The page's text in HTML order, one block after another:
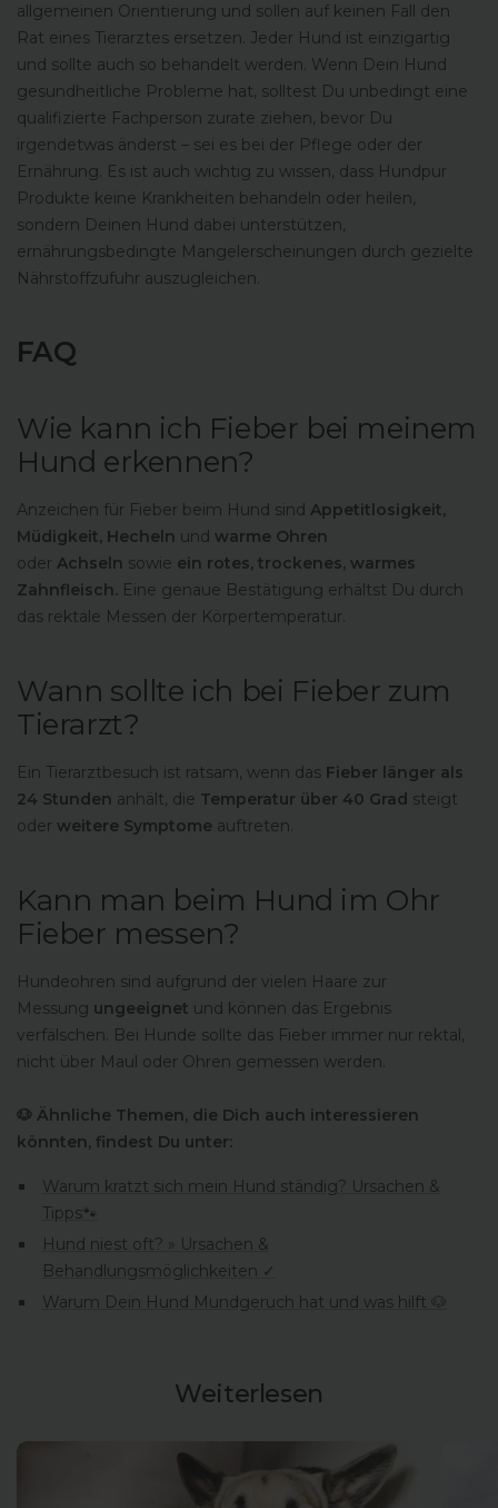
allgemeinen Orientierung und sollen auf keinen Fall den
Rat eines Tierarztes ersetzen. Jeder Hund ist einzigartig
und sollte auch so behandelt werden. Wenn Dein Hund
gesundheitliche Probleme hat, solltest Du unbedingt eine
qualifizierte Fachperson zurate ziehen, bevor Du
irgendetwas änderst – sei es bei der Pflege oder der
Ernährung. Es ist auch wichtig zu wissen, dass Hundpur
Produkte keine Krankheiten behandeln oder heilen,
sondern Deinen Hund dabei unterstützen,
ernährungsbedingte Mangelerscheinungen durch gezielte
Nährstoffzufuhr auszugleichen.
FAQ
Wie kann ich Fieber bei meinem
Hund erkennen?
Anzeichen für Fieber beim Hund sind Appetitlosigkeit,
Müdigkeit, Hecheln und warme Ohren
oder Achseln sowie ein rotes, trockenes, warmes
Zahnfleisch. Eine genaue Bestätigung erhältst Du durch
das rektale Messen der Körpertemperatur.
Wann sollte ich bei Fieber zum
Tierarzt?
Ein Tierarztbesuch ist ratsam, wenn das Fieber länger als
24 Stunden anhält, die Temperatur über 40 Grad steigt
oder weitere Symptome auftreten.
Kann man beim Hund im Ohr
Fieber messen?
Hundeohren sind aufgrund der vielen Haare zur
Messung ungeeignet und können das Ergebnis
verfälschen. Bei Hunde sollte das Fieber immer nur rektal,
nicht über Maul oder Ohren gemessen werden.
🐶 Ähnliche Themen, die Dich auch interessieren
könnten, findest Du unter:
Warum kratzt sich mein Hund ständig? Ursachen &
Tipps🐾
Hund niest oft? » Ursachen &
Behandlungsmöglichkeiten ✓
Warum Dein Hund Mundgeruch hat und was hilft 🐶
Weiterlesen